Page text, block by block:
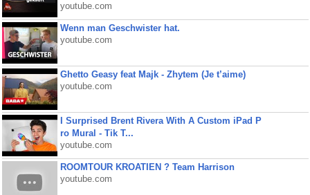
youtube.com
Wenn man Geschwister hat.
youtube.com
Ghetto Geasy feat Majk - Zhytem (Je t’aime)
youtube.com
I Surprised Brent Rivera With A Custom iPad P
ro Mural - Tik T...
youtube.com
ROOMTOUR KROATIEN ? Team Harrison
youtube.com